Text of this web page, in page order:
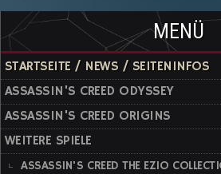
MENÜ
STARTSEITE / NEWS / SEITENINFOS
ASSASSIN'S CREED ODYSSEY
ASSASSIN'S CREED ORIGINS
WEITERE SPIELE
ASSASSIN'S CREED THE EZIO